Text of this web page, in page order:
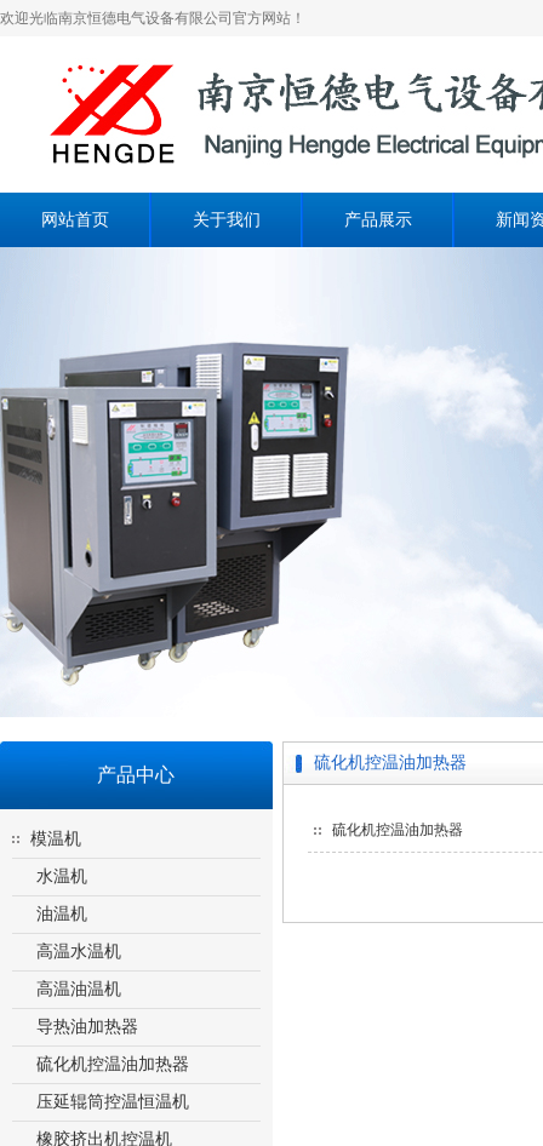
欢迎光临南京恒德电气设备有限公司官方网站！
网站首页 关于我们 产品展示 新闻
产品中心
模温机
水温机
油温机
高温水温机
高温油温机
导热油加热器
硫化机控温油加热器
压延辊筒控温恒温机
橡胶挤出机控温机
硫化机控温油加热器
硫化机控温油加热器